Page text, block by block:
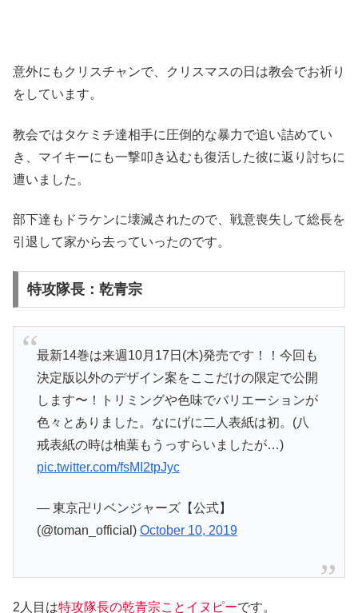
意外にもクリスチャンで、クリスマスの日は教会でお祈り
をしています。
教会ではタケミチ達相手に圧倒的な暴力で追い詰めてい
き、マイキーにも一撃叩き込むも復活した彼に返り討ちに
遭いました。
部下達もドラケンに壊滅されたので、戦意喪失して総長を
引退して家から去っていったのです。
特攻隊長：乾青宗
最新14巻は来週10月17日(木)発売です！！今回も
決定版以外のデザイン案をここだけの限定で公開
します〜！トリミングや色味でバリエーションが
色々とありました。なにげに二人表紙は初。(八
戒表紙の時は柚葉もうっすらいましたが…)
pic.twitter.com/fsMI2tpJyc
— 東京卍リベンジャーズ【公式】
(@toman_official) October 10, 2019
2人目は特攻隊長の乾青宗ことイヌピーです。